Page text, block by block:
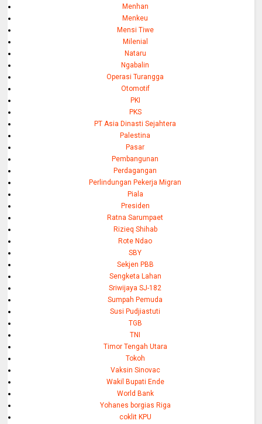
Menhan
Menkeu
Mensi Tiwe
Milenial
Nataru
Ngabalin
Operasi Turangga
Otomotif
PKI
PKS
PT Asia Dinasti Sejahtera
Palestina
Pasar
Pembangunan
Perdagangan
Perlindungan Pekerja Migran
Piala
Presiden
Ratna Sarumpaet
Rizieq Shihab
Rote Ndao
SBY
Sekjen PBB
Sengketa Lahan
Sriwijaya SJ-182
Sumpah Pemuda
Susi Pudjiastuti
TGB
TNI
Timor Tengah Utara
Tokoh
Vaksin Sinovac
Wakil Bupati Ende
World Bank
Yohanes borgias Riga
coklit KPU